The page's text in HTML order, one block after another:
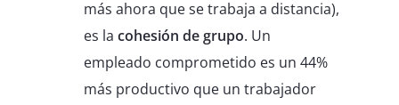
más ahora que se trabaja a distancia),
es lacohesión de grupo. Un
empleado comprometido es un 44%
más productivo que un trabajador